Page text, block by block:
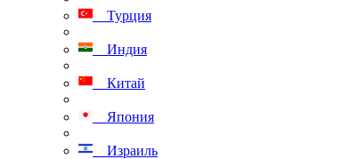
Турция
Индия
Китай
Япония
Израиль